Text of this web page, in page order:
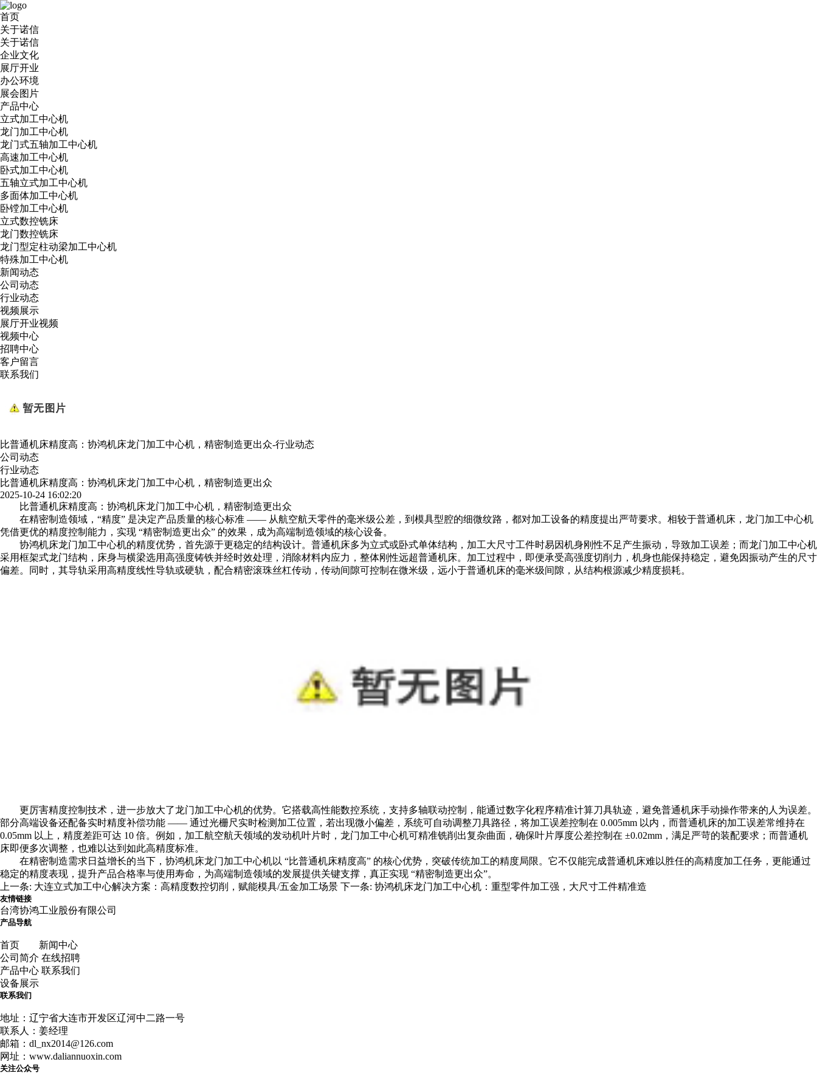
首页
关于诺信
关于诺信
企业文化
展厅开业
办公环境
展会图片
产品中心
立式加工中心机
龙门加工中心机
龙门式五轴加工中心机
高速加工中心机
卧式加工中心机
五轴立式加工中心机
多面体加工中心机
卧镗加工中心机
立式数控铣床
龙门数控铣床
龙门型定柱动梁加工中心机
特殊加工中心机
新闻动态
公司动态
行业动态
视频展示
展厅开业视频
视频中心
招聘中心
客户留言
联系我们
比普通机床精度高：协鸿机床龙门加工中心机，精密制造更出众-行业动态
公司动态
行业动态
比普通机床精度高：协鸿机床龙门加工中心机，精密制造更出众
2025-10-24 16:02:20
比普通机床精度高： 协鸿机床龙门加工中心机，精密制造更出众
在精密制造领域，“精度” 是决定产品质量的核心标准 —— 从航空航天零件的毫米级公差，到模具型腔的细微纹路，都对加工设备的精度提出严苛要求。相较于普通机床，龙门加工中心机
凭借更优的精度控制能力，实现 “精密制造更出众” 的效果，成为高端制造领域的核心设备。
协鸿机床龙门加工中心机的精度优势，首先源于更稳定的结构设计。普通机床多为立式或卧式单体结构，加工大尺寸工件时易因机身刚性不足产生振动，导致加工误差；而龙门加工中心机
采用框架式龙门结构，床身与横梁选用高强度铸铁并经时效处理，消除材料内应力，整体刚性远超普通机床。加工过程中，即便承受高强度切削力，机身也能保持稳定，避免因振动产生的尺寸
偏差。同时，其导轨采用高精度线性导轨或硬轨，配合精密滚珠丝杠传动，传动间隙可控制在微米级，远小于普通机床的毫米级间隙，从结构根源减少精度损耗。
更厉害精度控制技术，进一步放大了龙门加工中心机的优势。它搭载高性能数控系统，支持多轴联动控制，能通过数字化程序精准计算刀具轨迹，避免普通机床手动操作带来的人为误差。
部分高端设备还配备实时精度补偿功能 —— 通过光栅尺实时检测加工位置，若出现微小偏差，系统可自动调整刀具路径，将加工误差控制在 0.005mm 以内，而普通机床的加工误差常维持在
0.05mm 以上，精度差距可达 10 倍。例如，加工航空航天领域的发动机叶片时，龙门加工中心机可精准铣削出复杂曲面，确保叶片厚度公差控制在 ±0.02mm，满足严苛的装配要求；而普通机
床即便多次调整，也难以达到如此高精度标准。
在精密制造需求日益增长的当下， 协鸿机床龙门加工中心机以 “比普通机床精度高” 的核心优势，突破传统加工的精度局限。它不仅能完成普通机床难以胜任的高精度加工任务，更能通过
稳定的精度表现，提升产品合格率与使用寿命，为高端制造领域的发展提供关键支撑，真正实现 “精密制造更出众”。
上一条: 大连立式加工中心解决方案：高精度数控切削，赋能模具/五金加工场景 下一条: 协鸿机床龙门加工中心机：重型零件加工强，大尺寸工件精准造
友情链接
台湾协鸿工业股份有限公司
产品导航
首页
新闻中心
公司简介 在线招聘
产品中心 联系我们
设备展示
联系我们
地址：辽宁省大连市开发区辽河中二路一号
联系人：姜经理
邮箱：dl_nx2014@126.com
网址：www.daliannuoxin.com
关注公众号